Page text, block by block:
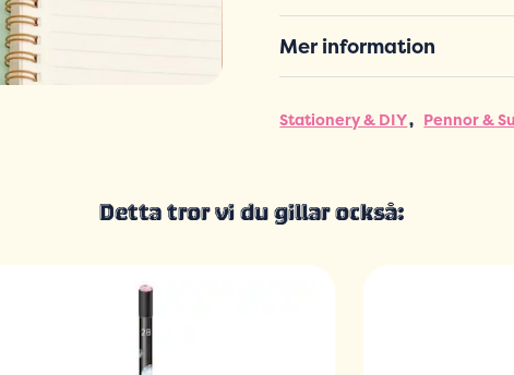
Mer information
Stationery & DIY Pennor &
Detta tror vi du gillar också: